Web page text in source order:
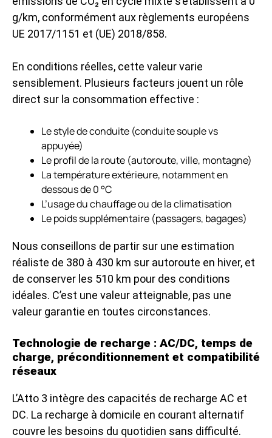
g/km, conformément aux règlements européens
UE 2017/1151 et (UE) 2018/858.
En conditions réelles, cette valeur varie
sensiblement. Plusieurs facteurs jouent un rôle
direct sur la consommation effective :
Le style de conduite (conduite souple vs
appuyée)
Le profil de la route (autoroute, ville, montagne)
La température extérieure, notamment en
dessous de 0 °C
L’usage du chauffage ou de la climatisation
Le poids supplémentaire (passagers, bagages)
Nous conseillons de partir sur une estimation
réaliste de 380 à 430 km sur autoroute en hiver, et
de conserver les 510 km pour des conditions
idéales. C’est une valeur atteignable, pas une
valeur garantie en toutes circonstances.
Technologie de recharge : AC/DC, temps de
charge, préconditionnement et compatibilité
réseaux
L’Atto 3 intègre des capacités de recharge AC et
DC. La recharge à domicile en courant alternatif
couvre les besoins du quotidien sans difficulté.